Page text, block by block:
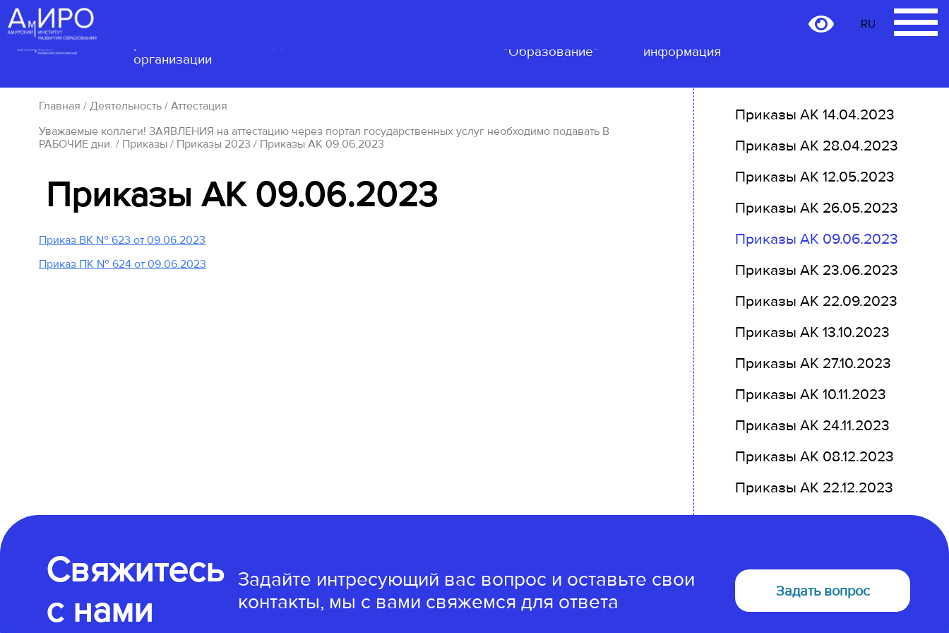
организации
"Образование"
информация
RU
Главная / Деятельность/ Аттестация
Уважаемые коллеги! ЗАЯВЛЕНИЯ на аттестацию через портал государственных услуг необходимо подавать В
РАБОЧИЕ дни. / Приказы/ Приказы 2023 / Приказы АК 09.06.2023
Приказы АК 09.06.2023
Приказ ВК № 623 от 09.06.2023
Приказ ПК № 624 от 09.06.2023
Приказы АК 14.04.2023
Приказы АК 28.04.2023
Приказы АК 12.05.2023
Приказы АК 26.05.2023
Приказы АК 09.06.2023
Приказы АК 23.06.2023
Приказы АК 22.09.2023
Приказы АК 13.10.2023
Приказы АК 27.10.2023
Приказы АК 10.11.2023
Приказы АК 24.11.2023
Приказы АК 08.12.2023
Приказы АК 22.12.2023
Свяжитесь
с нами
Задайте интресующий вас вопрос и оставьте свои
контакты, мы с вами свяжемся для ответа
Задать вопрос